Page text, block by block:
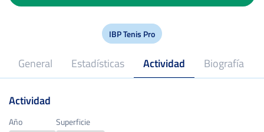
IBP Tenis Pro
General Estadísticas Actividad Biografía
Profesional desde
Año Superficie
Actividad
Año Superficie